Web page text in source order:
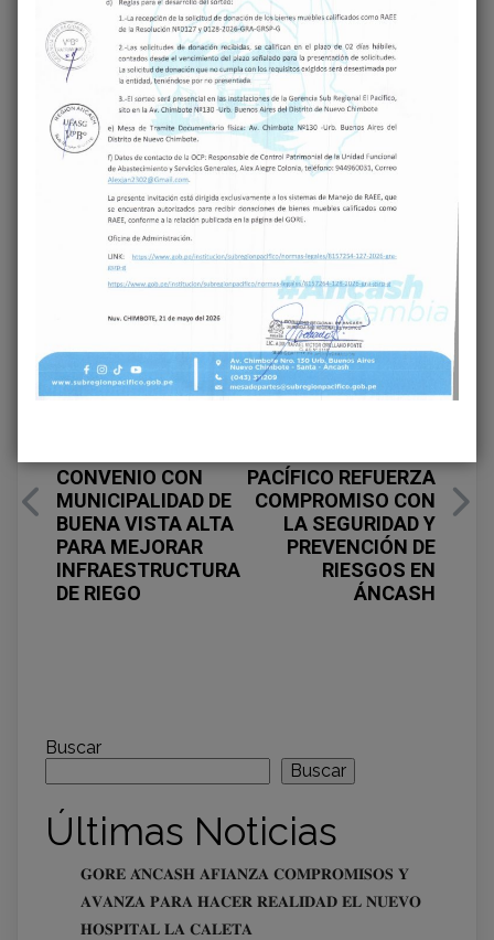
Share on Twitter
CONVENIO CON
MUNICIPALIDAD DE
BUENA VISTA ALTA
PARA MEJORAR
INFRAESTRUCTURA
DE RIEGO
PACÍFICO REFUERZA
COMPROMISO CON
LA SEGURIDAD Y
PREVENCIÓN DE
RIESGOS EN
ÁNCASH
Buscar
Buscar
Últimas Noticias
𝐆𝐎𝐑𝐄 𝐀́𝐍𝐂𝐀𝐒𝐇 𝐀𝐅𝐈𝐀𝐍𝐙𝐀 𝐂𝐎𝐌𝐏𝐑𝐎𝐌𝐈𝐒𝐎𝐒 𝐘
𝐀𝐕𝐀𝐍𝐙𝐀 𝐏𝐀𝐑𝐀 𝐇𝐀𝐂𝐄𝐑 𝐑𝐄𝐀𝐋𝐈𝐃𝐀𝐃 𝐄𝐋 𝐍𝐔𝐄𝐕𝐎
𝐇𝐎𝐒𝐏𝐈𝐓𝐀𝐋 𝐋𝐀 𝐂𝐀𝐋𝐄𝐓𝐀